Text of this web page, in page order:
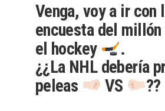
Venga, voy a ir con
encuesta del millón
el hockey
.
¿¿La NHL debería
peleas
VS ??